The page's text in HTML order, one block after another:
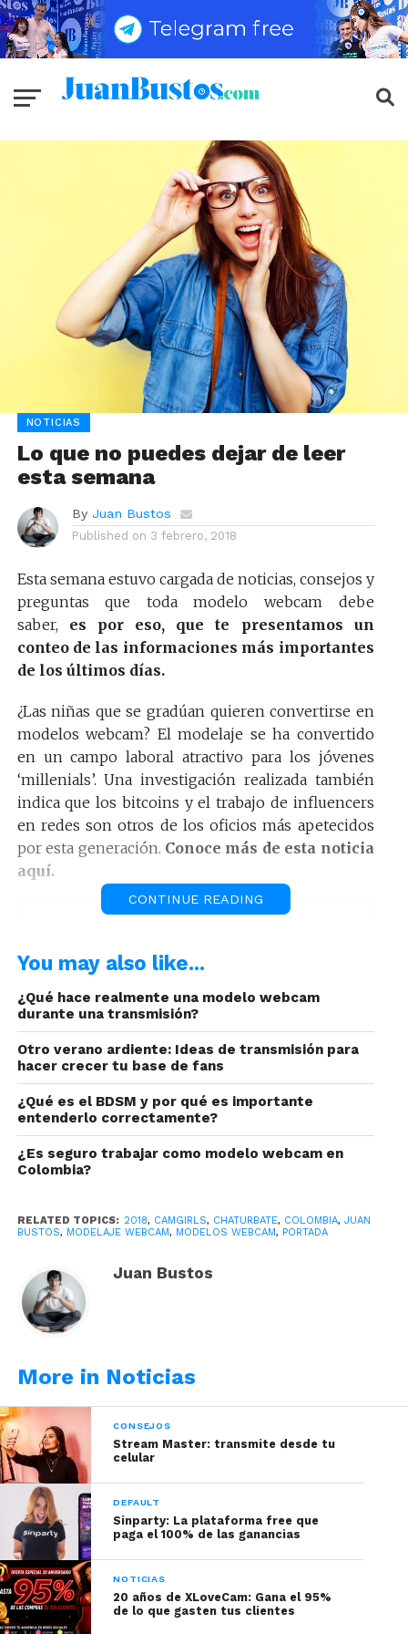
NOTICIAS
Lo que no puedes dejar de leer
esta semana
By Juan Bustos
Published on 3 febrero, 2018
Esta semana estuvo cargada de noticias, consejos y
preguntas que toda modelo webcam debe
saber, es por eso, que te presentamos un
conteo de las informaciones más importantes
de los últimos días.
¿Las niñas que se gradúan quieren convertirse en
modelos webcam? El modelaje se ha convertido
en un campo laboral atractivo para los jóvenes
‘millenials’. Una investigación realizada también
indica que los bitcoins y el trabajo de influencers
en redes son otros de los oficios más apetecidos
por esta generación. Conoce más de esta noticia
aquí.
colegio y quieren convertirse
en modelos ‘webcam’
modelaje.
incrementar tus ventas de videos y contenidos
gracias a que te permitirá crear descuentos,
entregar cupones de rebajas y determinar por
cuánto tiempo realizarás la promoción. MCProfits
es el programa afiliado de ModelCentro que te
permite gestionar tu marketing digital, que con
esta nueva fórmula te ayudará a crecer en tu
carrera como modelo.
Luego de la respuesta del público con las rebajas
CONTINUE READING
You may also like...
¿Qué hace realmente una modelo webcam
durante una transmisión?
Otro verano ardiente: Ideas de transmisión para
hacer crecer tu base de fans
¿Qué es el BDSM y por qué es importante
entenderlo correctamente?
¿Es seguro trabajar como modelo webcam en
Colombia?
RELATED TOPICS: 2018, CAMGIRLS, CHATURBATE, COLOMBIA, JUAN
BUSTOS, MODELAJE WEBCAM, MODELOS WEBCAM, PORTADA
Juan Bustos
More in Noticias
CONSEJOS
Stream Master: transmite desde tu
celular
DEFAULT
Sinparty: La plataforma free que
paga el 100% de las ganancias
NOTICIAS
20 años de XLoveCam: Gana el 95%
de lo que gasten tus clientes